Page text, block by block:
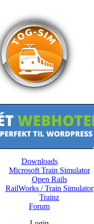
Downloads
Microsoft Train Simulator
Open Rails
RailWorks / Train Simulator
Trainz
Forum